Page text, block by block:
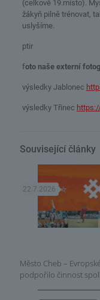
(celkově 19.místo).
žákyň pilně trénovat,
uslyšíme.
ptir
foto naše externí
výsledky Jablonec
výsledky Třinec
Související články
22.7.2026
Město Cheb –
podpořilo činnost